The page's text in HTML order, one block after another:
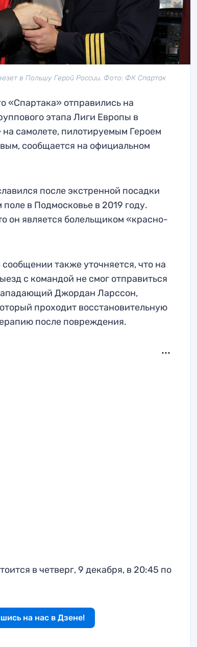
в Польшу Герой России. Фото: ФК Спартак
«Спартака» отправились на
этапа Лиги Европы в
самолете, пилотируемым Героем
сообщается на официальном
после экстренной посадки
в Подмосковье в 2019 году.
он является болельщиком «красно-
сообщении также уточняется, что на
с командой не смог отправиться
Джордан Ларссон,
проходит восстановительную
после повреждения.
в четверг, 9 декабря, в 20:45 по
на нас в Дзене!